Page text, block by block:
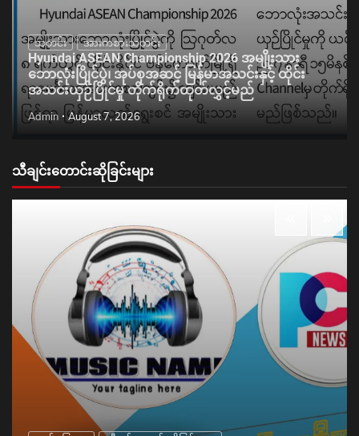
သတင်း အားကစားသတင်း
Hyundai ASEAN Championship 2026 အမျိုးသား
ဘောလုံးပြိုင်ပွဲ၊ အုပ်စုအဆင့် မြန်မာအသင်းနှင့် ထိုင်း
အသင်းယှဉ်ပြိုင်မှု တိုက်ရိုက်ထုတ်လွှင့်မည်
Admin August 7, 2026
သီချင်းတောင်းဆိုခြင်းများ